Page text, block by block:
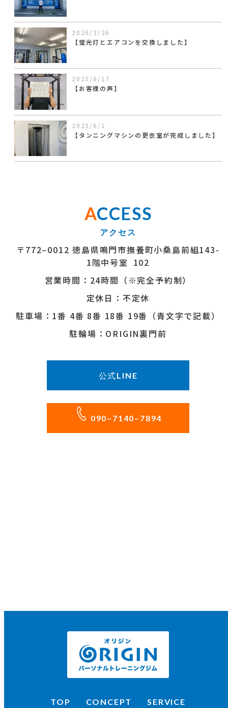
2026/3/26
【蛍光灯とエアコンを交換しました】
2025/6/17
【お客様の声】
2025/6/1
【タンニングマシンの更衣室が完成しました】
ACCESS
〒772–0012 徳島県鳴門市撫養町小桑島前組143-
1階中号室 102
営業時間：24時間（※完全予約制）
定休日：不定休
駐車場：1番 4番 8番 18番 19番（青文字で記載）
駐輪場：ORIGIN裏門前
公式LINE
090–7140–7894
TOP CONCEPT SERVICE